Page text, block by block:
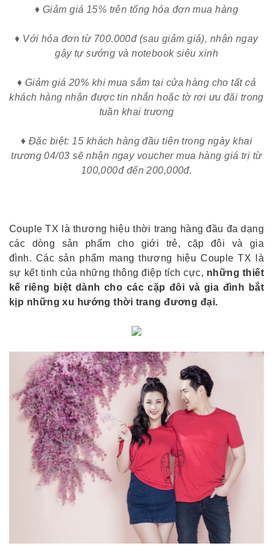
♦ Giảm giá 15% trên tổng hóa đơn mua hàng
♦ Với hóa đơn từ 700.000đ (sau giảm giá), nhận ngay
gậy tự sướng và notebook siêu xinh
♦ Giảm giá 20% khi mua sắm tại cửa hàng cho tất cả
khách hàng nhận được tin nhắn hoặc tờ rơi ưu đãi trong
tuần khai trương
♦ Đặc biệt: 15 khách hàng đầu tiên trong ngày khai
trương 04/03 sẽ nhận ngay voucher mua hàng giá trị từ
100,000đ đến 200,000đ.
Couple TX là thương hiệu thời trang hàng đầu đa dạng
các dòng sản phẩm cho giới trẻ, cặp đôi và gia
đình. Các sản phẩm mang thương hiệu Couple TX là
sự kết tinh của những thông điệp tích cực, những thiết
kế riêng biệt dành cho các cặp đôi và gia đình bắt
kịp những xu hướng thời trang đương đại.